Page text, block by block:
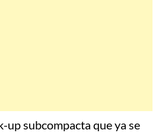
up subcompacta que ya se